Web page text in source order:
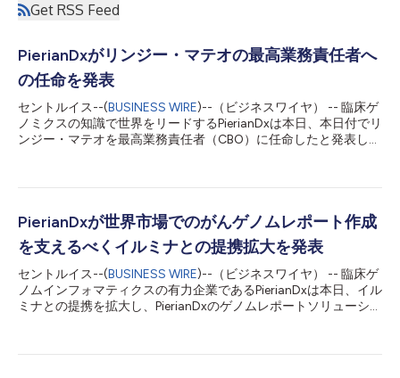
Get RSS Feed
PierianDxがリンジー・マテオの最高業務責任者へ
の任命を発表
セントルイス--(BUSINESS WIRE)--（ビジネスワイヤ） -- 臨床ゲ
ノミクスの知識で世界をリードするPierianDxは本日、本日付でリ
ンジー・マテオを最高業務責任者（CBO）に任命したと発表しま
社の地位を強化していきます。また、当社のライフサイエンス活
関係を確立することで、最終的にゲノム検査や精密医療に基づく
治療法をもっと多くの患者さんに利用していただけるようにして
いきます。 マテオは経験豊富なエグゼクティブとして、診断法
の業界において、世界クラスのチームを構築し、商業戦略を立案
して成功させ、提携関係を構築してきた経歴を持っています。
PierianDxに入社する前は、テンパスで商業活動担当ヘッドを、後
にバイスプレジデント、ライフサイエンス担当ヘッドを務めまし
PierianDxが世界市場でのがんゲノムレポート作成
を支えるべくイルミナとの提携拡大を発表
セントルイス--(BUSINESS WIRE)--（ビジネスワイヤ） -- 臨床ゲ
ノムインフォマティクスの有力企業であるPierianDxは本日、イル
ミナとの提携を拡大し、PierianDxのゲノムレポートソリューショ
併用できるようにしたと発表しました。これらパネルの追加は、